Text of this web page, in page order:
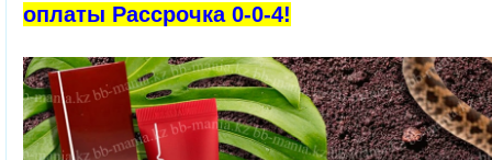
оплаты Рассрочка 0-0-4!